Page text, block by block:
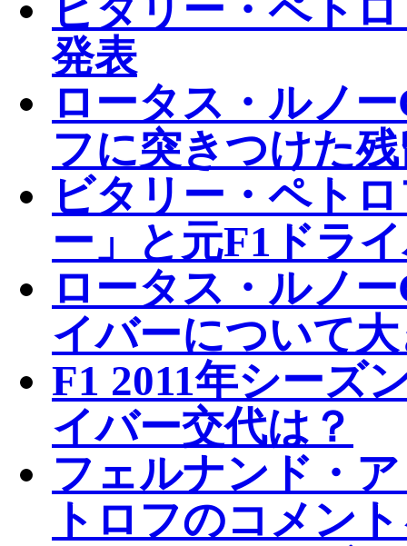
ビタリー・ペト
発表
ロータス・ルノ
フに突きつけた
ビタリー・ペト
ー」と元F1ドラ
ロータス・ルノ
イバーについて
F1 2011年シーズ
イバー交代は？
フェルナンド・
トロフのコメン